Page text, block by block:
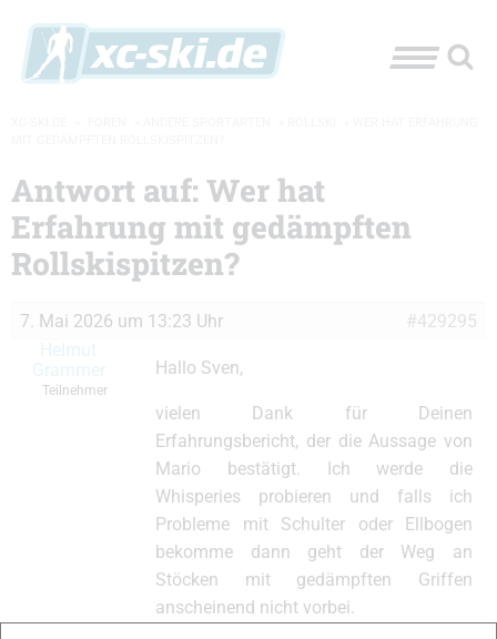
Antwort auf: Wer hat
Erfahrung mit gedämpften
Rollskispitzen?
7. Mai 2026 um 13:23 Uhr
#429295
Helmut
Grammer
Teilnehmer
Hallo Sven,
vielen Dank für Deinen
Erfahrungsbericht, der die Aussage von
Mario bestätigt. Ich werde die
Whisperies probieren und falls ich
Probleme mit Schulter oder Ellbogen
bekomme dann geht der Weg an
Stöcken mit gedämpften Griffen
anscheinend nicht vorbei.